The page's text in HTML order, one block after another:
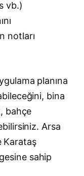
vb.)
notları
planına
bina
bahçe
Arsa
Karataş
sahip